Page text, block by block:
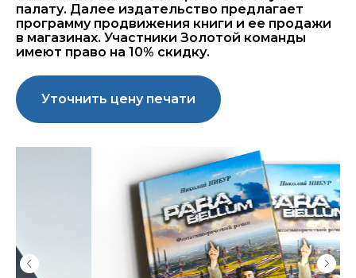
палату. Далее издательство предлагает
программу продвижения книги и ее продажи
в магазинах. Участники Золотой команды
имеют право на 10% скидку.
Уточнить цену печати